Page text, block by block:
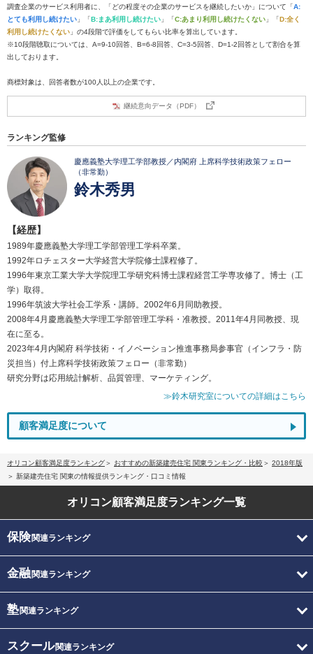
調査企業のサービス利用者に、「どの程度その企業のサービスを継続したいか」について「A:
とても利用し続けたい 」「B:まあ利用し続けたい 」「C:あまり利用し続けたくない 」「D:全く
利用し続けたくない 」の4段階で評価をしてもらい比率を算出しています。
※10段階聴取については、A=9-10回答、B=6-8回答、C=3-5回答、D=1-2回答として割合を算
出しております。
商標対象は、回答者数が100人以上の企業です。
継続意向データ（PDF）
ランキング監修
慶應義塾大学理工学部教授／内閣府 上席科学技術政策フェロー
（非常勤）
鈴木秀男
【経歴】
1989年慶應義塾大学理工学部管理工学科卒業。
1992年ロチェスター大学経営大学院修士課程修了。
1996年東京工業大学大学院理工学研究科博士課程経営工学専攻修了。博士（工
学）取得。
1996年筑波大学社会工学系・講師。2002年6月同助教授。
2008年4月慶應義塾大学理工学部管理工学科・准教授。2011年4月同教授、現
在に至る。
2023年4月内閣府 科学技術・イノベーション推進事務局参事官（インフラ・防
災担当）付上席科学技術政策フェロー（非常勤）
研究分野は応用統計解析、品質管理、マーケティング。
≫鈴木研究室についての詳細はこちら
顧客満足度について
オリコン顧客満足度ランキング おすすめの新築建売住宅 関東ランキング・比較
2018年版
新築建売住宅 関東の情報提供ランキング・口コミ情報
オリコン顧客満足度ランキング一覧
保険関連ランキング
金融関連ランキング
塾関連ランキング
スクール関連ランキング